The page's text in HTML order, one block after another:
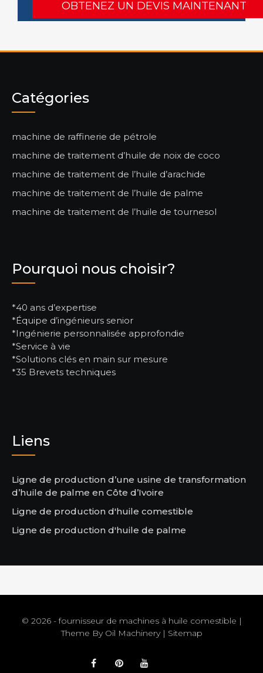
Catégories
machine de raffinerie de pétrole
machine de traitement d’huile de noix de coco
machine de traitement de l’huile d’arachide
machine de traitement de l’huile de palme
machine de traitement de l’huile de tournesol
Pourquoi nous choisir?
*40 ans d’expertise
*Équipe d’ingénieurs senior
*Ingénierie personnalisée approfondie
*Service à vie
*Solutions clés en main sur mesure
*35 Brevets techniques
Liens
Ligne de production d’une usine de transformation
d’huile de palme en Côte d’Ivoire
Ligne de production d'huile comestible
Ligne de production d'huile de palme
© 2026 - fournisseur de machines à huile comestible |
Theme By Oil Machinery| Sitemap